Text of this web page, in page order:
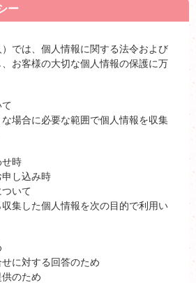
ー
では、個人情報に関する法令および
お客様の大切な個人情報の保護に万
場合に必要な範囲で個人情報を収集
せ時
し込み時
いて
集した個人情報を次の目的で利用い
に対する回答のため
のため